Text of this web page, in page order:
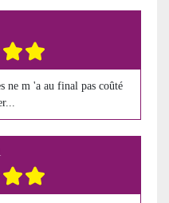
ne m 'a au final pas coûté